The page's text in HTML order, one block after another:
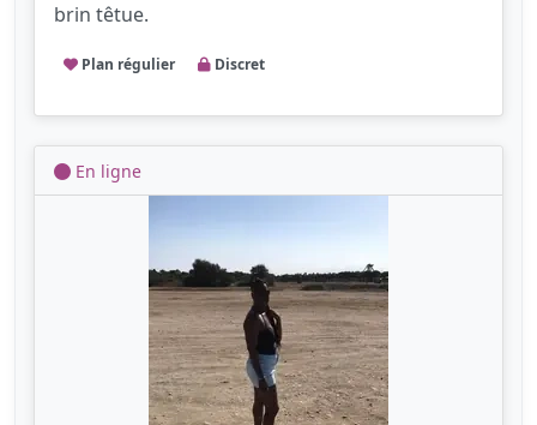
brin têtue.
Plan régulier Discret
En ligne